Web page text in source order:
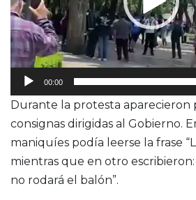
00:00
Durante la protesta aparecieron
consignas dirigidas al Gobierno.
maniquíes podía leerse la frase
mientras que en otro escribieron:
no rodará el balón”.